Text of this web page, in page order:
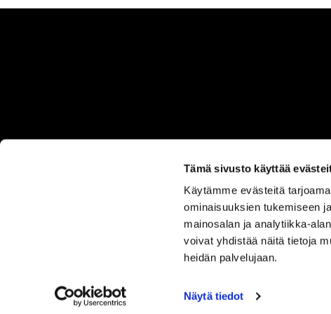
Tämä sivusto käyttää
Käytämme evästeitä
ominaisuuksien tukemiseen
mainosalan ja analytiikka-
voivat yhdistää näitä tietoja
heidän palvelujaan.
Näytä tiedot
ASIAKASPALVELU
050 555
0330
SISUSTUS ILO TUOTEVALIKOIMA OMA TILI